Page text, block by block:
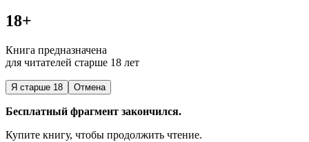
18+
Книга предназначена
для читателей старше 18 лет
Я старше 18 Отмена
Бесплатный фрагмент закончился.
Купите книгу, чтобы продолжить чтение.